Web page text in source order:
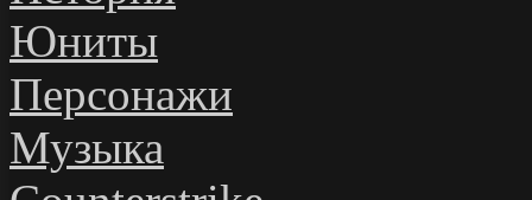
Юниты
Персонажи
Музыка